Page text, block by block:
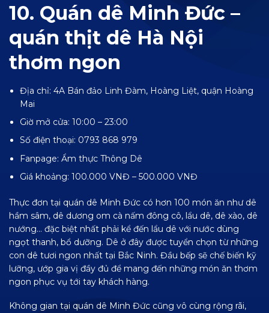
10. Quán dê Minh Đức –
quán thịt dê Hà Nội
thơm ngon
Địa chỉ: 4A Bán đảo Linh Đàm, Hoàng Liệt, quận Hoàng
Mai
Giờ mở cửa: 10:00 – 23:00
Số điện thoại: 0793 868 979
Fanpage:Ẩm thực Thông Dê
Giá khoảng: 100.000 VNĐ – 500.000 VNĐ
Thực đơn tại quán dê Minh Đức có hơn 100 món ăn như dê
hầm sâm, dê dương om cà nấm đông cô, lẩu dê, dê xào, dê
nướng… đặc biệt nhất phải kể đến lẩu dê với nước dùng
ngọt thanh, bổ dưỡng. Dê ở đây được tuyển chọn từ những
con dê tươi ngon nhất tại Bắc Ninh. Đầu bếp sẽ chế biến kỹ
lưỡng, ướp gia vị đầy đủ để mang đến những món ăn thơm
ngon phục vụ tới tay khách hàng.
Không gian tại quán dê Minh Đức cũng vô cùng rộng rãi,